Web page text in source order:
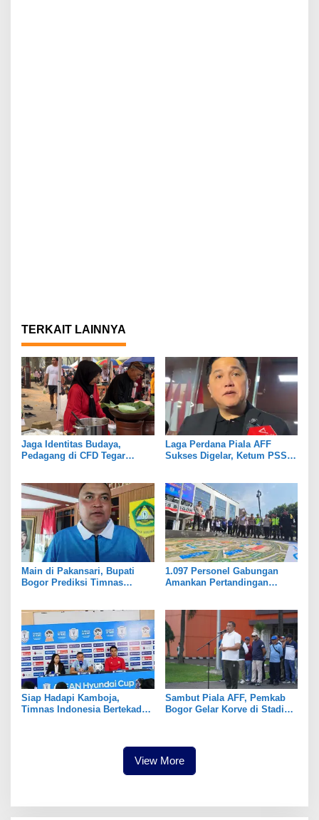
TERKAIT LAINNYA
Jaga Identitas Budaya,
Pedagang di CFD Tegar
Laga Perdana Piala AFF
Sukses Digelar, Ketum PSSI
Main di Pakansari, Bupati
Bogor Prediksi Timnas
1.097 Personel Gabungan
Amankan Pertandingan
Siap Hadapi Kamboja,
Timnas Indonesia Bertekad
Sambut Piala AFF, Pemkab
Bogor Gelar Korve di Stadion
View More